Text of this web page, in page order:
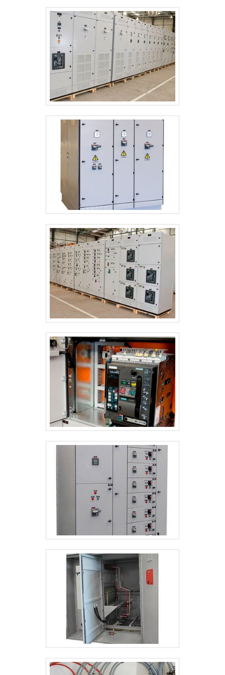
A Ritz SP é uma empresa que tem sido
apontada de forma positiva no mercado
pela idoneidade em tudo que faz, fechando
todo o ciclo de entrega com excelência
para seus parceiros..